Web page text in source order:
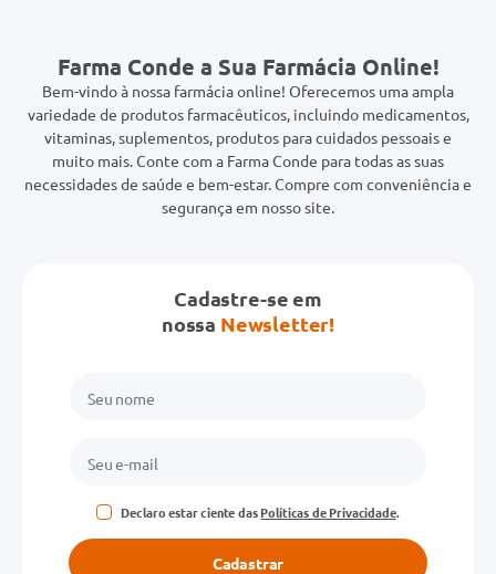
Farma Conde a Sua Farmácia Online!
Bem-vindo à nossa farmácia online! Oferecemos uma ampla
variedade de produtos farmacêuticos, incluindo medicamentos,
vitaminas, suplementos, produtos para cuidados pessoais e
muito mais. Conte com a Farma Conde para todas as suas
necessidades de saúde e bem-estar. Compre com conveniência e
segurança em nosso site.
Cadastre-se em
nossa Newsletter!
Declaro estar ciente dasPolíticas de Privacidade.
Cadastrar